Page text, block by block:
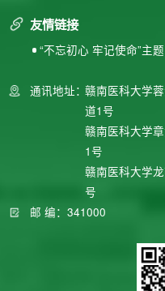
友情链接
“不忘初心 牢记使命”主
通讯地址：赣南医科大学
道1号
赣南医科大学
1号
赣南医科大学
号
邮 编：341000